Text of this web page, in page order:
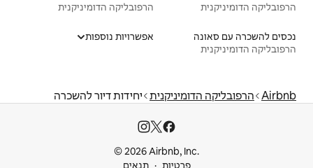
הרפובליקה הדומיניקנית
אפשרויות נוספות
יחידות דיור להשכרה